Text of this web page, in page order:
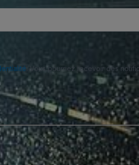
. Vous pourriez recevoir des